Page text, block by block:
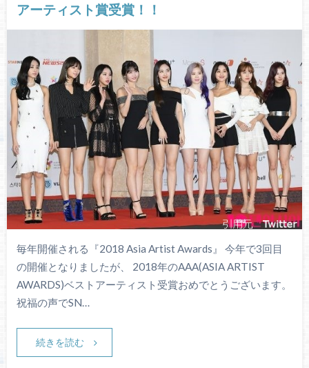
アーティスト賞受賞！！
毎年開催される『2018 Asia Artist Awards』 今年で3回目
の開催となりましたが、 2018年のAAA(ASIA ARTIST
AWARDS)ベストアーティスト受賞おめでとうございます。
祝福の声でSN…
続きを読む